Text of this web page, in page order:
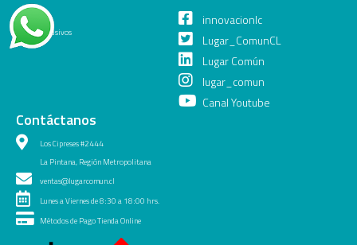
General
Juegos Inclusivos
innovacionlc
Lugar_ComunCL
Lugar Común
lugar_comun
Canal Youtube
Contáctanos
Los Cipreses #2444
La Pintana, Región Metropolitana
ventas@lugarcomun.cl
Lunes a Viernes de 8:30 a 18:00 hrs.
Métodos de Pago Tienda Online